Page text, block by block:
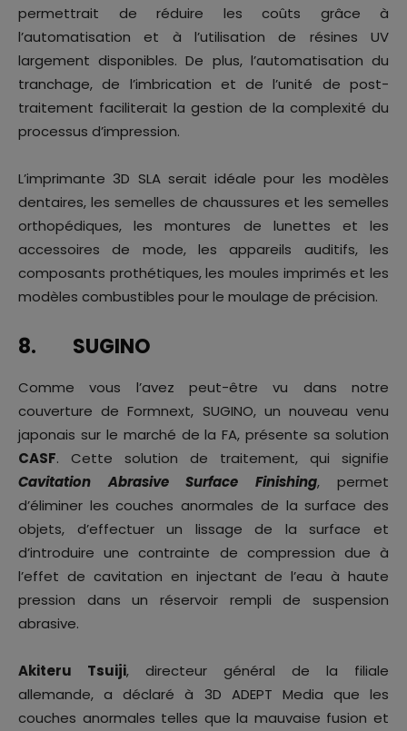
permettrait de réduire les coûts grâce à
l’automatisation et à l’utilisation de résines UV
largement disponibles. De plus, l’automatisation du
tranchage, de l’imbrication et de l’unité de post-
traitement faciliterait la gestion de la complexité du
processus d’impression.
L’imprimante 3D SLA serait idéale pour les modèles
dentaires, les semelles de chaussures et les semelles
orthopédiques, les montures de lunettes et les
accessoires de mode, les appareils auditifs, les
composants prothétiques, les moules imprimés et les
modèles combustibles pour le moulage de précision.
8. SUGINO
Comme vous l’avez peut-être vu dans notre
couverture de Formnext, SUGINO, un nouveau venu
japonais sur le marché de la FA, présente sa solution
CASF. Cette solution de traitement, qui signifie
Cavitation Abrasive Surface Finishing, permet
d’éliminer les couches anormales de la surface des
objets, d’effectuer un lissage de la surface et
d’introduire une contrainte de compression due à
l’effet de cavitation en injectant de l’eau à haute
pression dans un réservoir rempli de suspension
abrasive.
Akiteru Tsuiji, directeur général de la filiale
allemande, a déclaré à 3D ADEPT Media que les
couches anormales telles que la mauvaise fusion et